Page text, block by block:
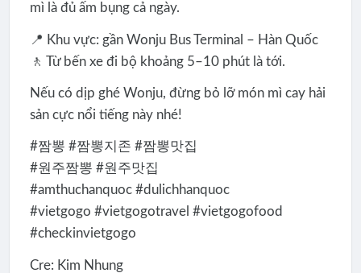
mì là đủ ấm bụng cả ngày.
📍 Khu vực: gần Wonju Bus Terminal – Hàn Quốc
🚶 Từ bến xe đi bộ khoảng 5–10 phút là tới.
Nếu có dịp ghé Wonju, đừng bỏ lỡ món mì cay hải
sản cực nổi tiếng này nhé!
#짬뽕 #짬뽕지존 #짬뽕맛집
#원주짬뽕 #원주맛집
#amthuchanquoc #dulichhanquoc
#vietgogo #vietgogotravel #vietgogofood
#checkinvietgogo
Cre: Kim Nhung